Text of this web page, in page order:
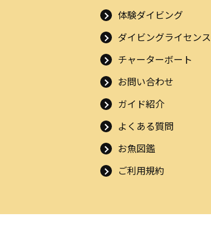
体験ダイビング
ダイビングライセンス
チャーターボート
お問い合わせ
ガイド紹介
よくある質問
お魚図鑑
ご利用規約